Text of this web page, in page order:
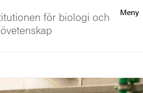
Meny
för biologi och